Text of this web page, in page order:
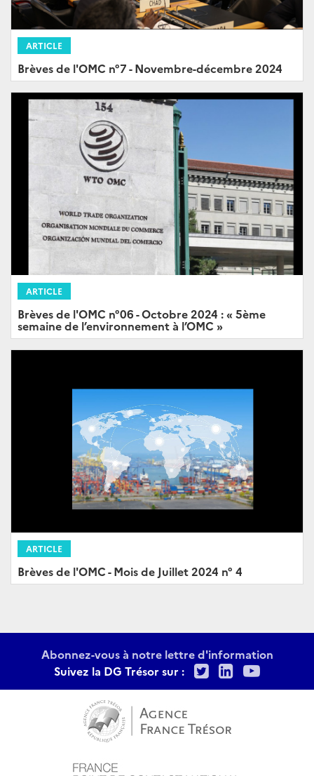
ARTICLE
Brèves de l'OMC n°7 - Novembre-décembre 2024
ARTICLE
Brèves de l'OMC n°06 - Octobre 2024 : « 5ème
semaine de l’environnement à l’OMC »
ARTICLE
Brèves de l'OMC - Mois de Juillet 2024 n° 4
Abonnez-vous à notre lettre d'information
Suivez la DG Trésor sur :
TwitterLinkedIn